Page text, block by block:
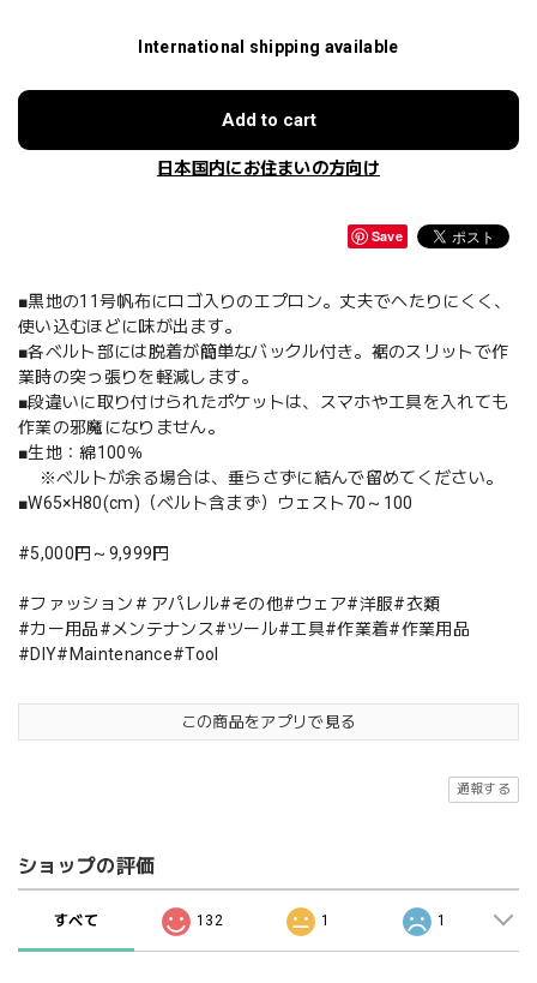
International shipping available
Add to cart
日本国内にお住まいの方向け
Save
■黒地の11号帆布にロゴ入りのエプロン。丈夫でへたりにくく、
使い込むほどに味が出ます。
■各ベルト部には脱着が簡単なバックル付き。裾のスリットで作
業時の突っ張りを軽減します。
■段違いに取り付けられたポケットは、スマホや工具を入れても
作業の邪魔になりません。
■生地：綿100％
※ベルトが余る場合は、垂らさずに結んで留めてください。
■W65×H80(cm)（ベルト含まず）ウェスト70～100
#5,000円～9,999円
#ファッション＃アパレル#その他#ウェア#洋服#衣類
#カー用品#メンテナンス#ツール#工具#作業着#作業用品
#DIY#Maintenance#Tool
この商品をアプリで見る
通報する
ショップの評価
すべて 132 1 1